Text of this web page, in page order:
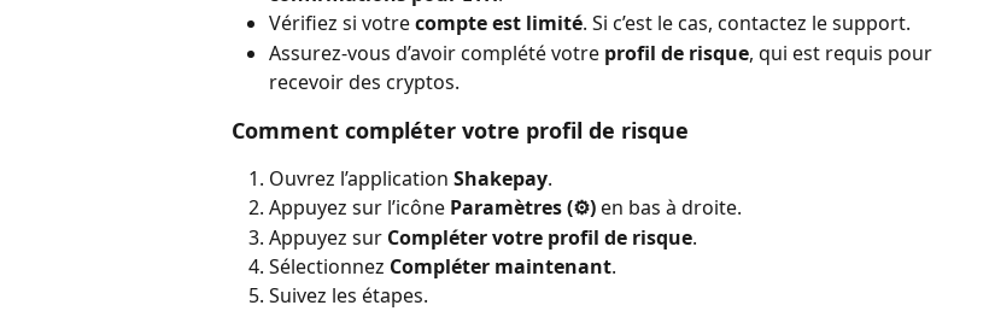
Vérifiez si votre compte est limité. Si c’est le cas, contactez le support.
Assurez-vous d’avoir complété votre profil de risque, qui est requis pour
recevoir des cryptos.
Comment compléter votre profil de risque
Ouvrez l’application Shakepay.
Appuyez sur l’icône Paramètres (⚙️) en bas à droite.
Appuyez sur Compléter votre profil de risque.
Sélectionnez Compléter maintenant.
Suivez les étapes.